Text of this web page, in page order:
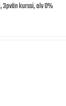
kurssi, alv 0%